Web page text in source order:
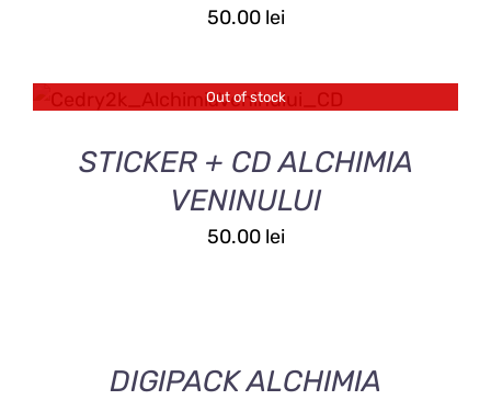
50.00 lei
Out of stock
DETALII
STICKER + CD ALCHIMIA
VENINULUI
50.00 lei
DIGIPACK ALCHIMIA